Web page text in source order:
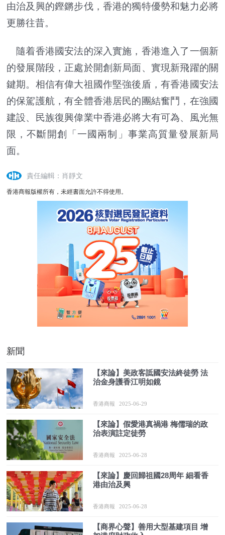
由治及興的鏗鏘步伐，香港的獨特優勢和魅力必將
更勝往昔。
隨着香港國安法的深入實施，香港進入了一個新
的發展階段，正處於開創新局面、實現新飛躍的關
鍵期。相信有偉大祖國作堅強後盾，有香港國安法
的保駕護航，有全體香港居民的團結奮鬥，在強國
建設、民族復興偉業中香港必將大有可為、風光無
限，不斷開創「一國兩制」事業高質量發展新局
面。
責任編輯：肖靜文
香港商報版權所有，未經書面允許不得使用。
新聞
【來論】美政客詆國安法終徒勞 法
治金身護香江明如鏡
香港商報 2025-06-29
【來論】假愛港真禍港 梅儒瑞的政
治表演註定徒勞
香港商報 2025-06-28
【來論】慶回歸祖國28周年 細看香
港由治及興
香港商報 2025-06-28
【商界心聲】善用大型基建項目 增